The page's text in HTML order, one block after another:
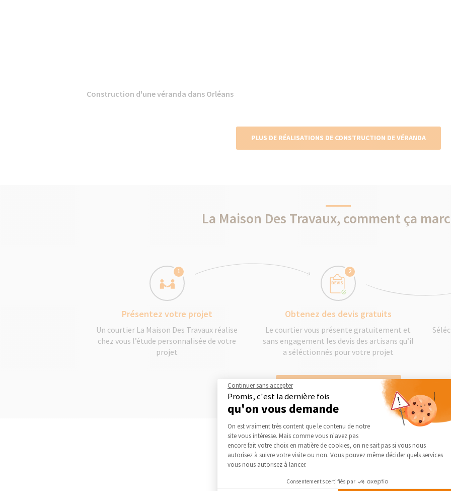
Construction d'une véranda dans Orléans
PLUS DE RÉALISATIONS DE CONSTRUCTION DE VÉRANDA
La Maison Des Travaux, comment ça
1
Présentez votre projet
Un courtier La Maison Des Travaux réalise
chez vous l’étude personnalisée de votre
projet
2
Obtenez des devis gratuits
Le courtier vous présente gratuitement et
sans engagement les devis des artisans qu’il
a séléctionnés pour votre projet
DEMANDER UN DEVIS GRATUIT
Continuer sans accepter
Promis, c'est la dernière fois
qu'on vous demande
Plateforme de Gestion du Consentement
On est vraiment très content que le contenu de notre
site vous intéresse. Mais comme vous n'avez pas
encore fait votre choix en matière de cookies, on ne sait pas si vous nous
autorisez à suivre votre visite ou non. Vous pouvez même décider quels services
vous nous autorisez à lancer.
Consentements certifiés par
Axeptio consent